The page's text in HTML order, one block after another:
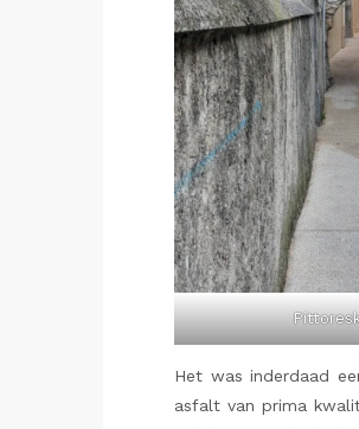
Het was inderdaad
asfalt van prima